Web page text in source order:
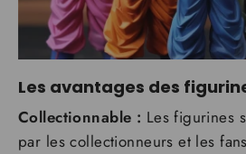
Les avantages des
Collectionnable : Les figurines
par les collectionneurs et les